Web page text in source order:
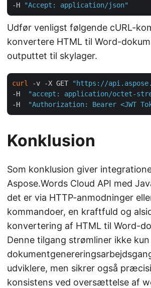
-H
"Accept: application/json"
Udfør venligst følgende cURL-
konvertere HTML til Word-
outputtet til skylager.
curl -v -X GET
"https://
-H
"accept: application/octet-
-H
"Authorization: Bearer <JWT
Konklusion
Som konklusion giver
Aspose.Words Cloud API med
det er via HTTP-anmodninger
kommandoer, en kraftfuld og
konvertering af HTML til Word-
Denne tilgang strømliner ikke kun
udviklere, men sikrer også
konsistens ved oversættelse af